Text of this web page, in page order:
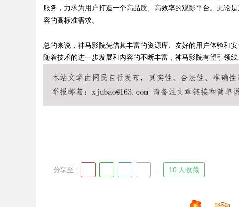
服务，力求为用户打造一个高品质、高效率的观影平台。无论
容的高标准需求。
总的来说，神马影院凭借其丰富的资源库、友好的用户体验和
随着技术的进一步发展和内容的不断丰富，神马影院有望引领
分享至 : 10 人收藏